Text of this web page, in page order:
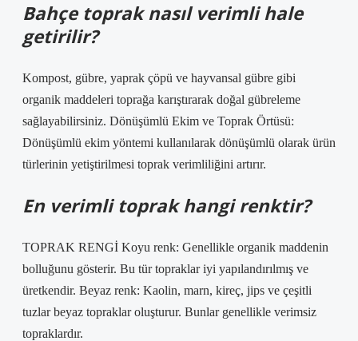
Bahçe toprak nasıl verimli hale
getirilir?
Kompost, gübre, yaprak çöpü ve hayvansal gübre gibi
organik maddeleri toprağa karıştırarak doğal gübreleme
sağlayabilirsiniz. Dönüşümlü Ekim ve Toprak Örtüsü:
Dönüşümlü ekim yöntemi kullanılarak dönüşümlü olarak ürün
türlerinin yetiştirilmesi toprak verimliliğini artırır.
En verimli toprak hangi renktir?
TOPRAK RENGİ Koyu renk: Genellikle organik maddenin
bolluğunu gösterir. Bu tür topraklar iyi yapılandırılmış ve
üretkendir. Beyaz renk: Kaolin, marn, kireç, jips ve çeşitli
tuzlar beyaz topraklar oluşturur. Bunlar genellikle verimsiz
topraklardır.